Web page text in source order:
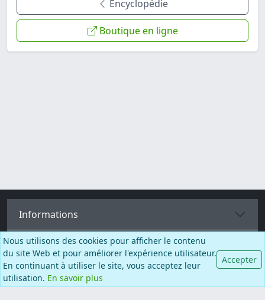
Encyclopédie
Boutique en ligne
Informations
Catégories
Plus de pages
Nous utilisons des cookies pour afficher le contenu
du site Web et pour améliorer l'expérience utilisateur.
En continuant à utiliser le site, vous acceptez leur
utilisation. En savoir plus
Accepter